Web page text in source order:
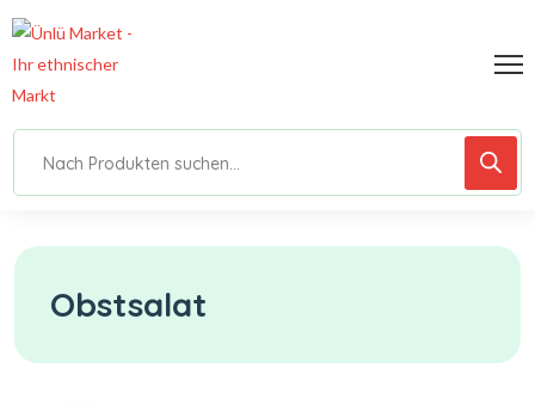
Obstsalat